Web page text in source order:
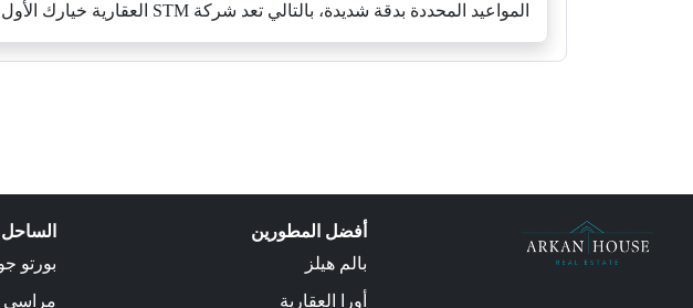
المواعيد المحددة بدقة شديدة، بالتالي تعد شركة STM العقارية خيارك الأول في عالم العقارات.
أفضل المطورين
بالم هيلز
أورا العقارية
بورتو
مراسي